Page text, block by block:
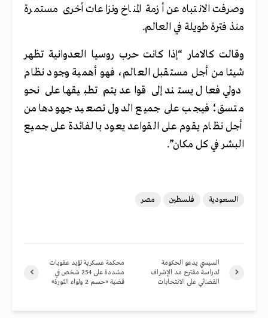
وصرفت الانتباه عن أزمة المناخ ونزاعات أخرى مستمرة
منذ فترة طويلة في العالم.
وقالت كالامار “إذا كانت حرب روسيا العدوانية تظهر
شيئا من أجل مستقبل العالم، فهو أهمية وجود نظام
دولي فعال يستند إلى قواعد يتم تطبيقها على نحو
متسق؛ فيجب على جميع الدول تصعيد جهودها من
أجل نظام يقوم على القواعد يعود بالفائدة على جميع
البشر في كل مكان”.
السعودية فلسطين مصر
محكمة عسكرية تؤيد عقوبات
مشددة على 254 شخص في
قضية «حسم 2 ولواء الثورة»
السيسي يدعو الحكومة
لدراسة مقترح مد الإشراف
القضائي على الانتخابات